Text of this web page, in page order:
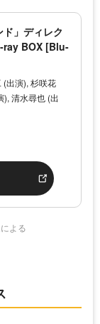
ド」ディレク
BOX [Blu-
(出演), 杉咲花
), 清水尋也 (出
よる